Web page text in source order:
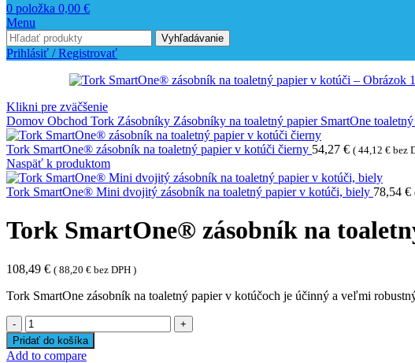
0 položka 0,00 €
Menu
Vyhľadávanie
Prihlásiť / Registrovať
Klikni pre zväčšenie
Domov Obchod Tork Zásobníky Zásobníky na toaletný papier SmartOne
Tork SmartOne® zásobník na toaletný papier v kotúči čierny 54,27 € ( 44,12 € bez
Naspäť k produktom
Tork SmartOne® Mini dvojitý zásobník na toaletný papier v kotúči, biely 78,54 €
Tork SmartOne® zásobník na
108,49 € ( 88,20 € bez DPH )
Tork SmartOne zásobník na toaletný papier v kotúčoch je účinný a veľmi
množstvo
Tork
SmartOne®
Pridať do košíka
Add to compare